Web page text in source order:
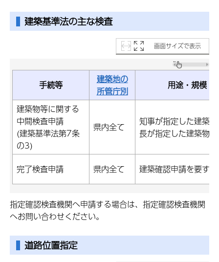
建築基準法の主な検査
画面サイズで表示
手続等
建築地の
所管庁別
用途・規模・
建築物等に関する
中間検査申請
(建築基準法第7条
の3)
県内全て
知事が指定した建築
長が指定した建築物
完了検査申請 県内全て 建築確認申請を要す
指定確認検査機関へ申請する場合は、指定確認検査機関
へお問い合わせください。
道路位置指定